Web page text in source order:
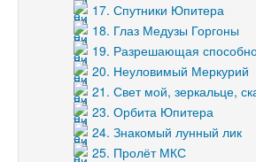
17. Спутники Юпитера
18. Глаз Медузы Горгоны
19. Разрешающая
20. Неуловимый Меркурий
21. Свет мой, зеркальце,
23. Орбита Юпитера
24. Знакомый лунный лик
25. Пролёт МКС